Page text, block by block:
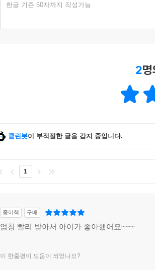
한글 기준 50자까지 작성가능
2
클린봇이 부적절한 글을 감지 중입니다.
1
종이책 구매
엄청 빨리 받아서 아이가 좋아했어요~~~
이 한줄평이 도움이 되었나요?